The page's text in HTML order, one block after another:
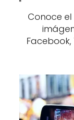
Conoce
Facebook,